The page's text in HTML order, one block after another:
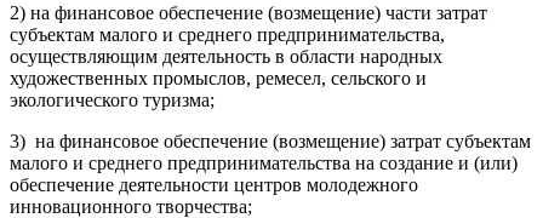
2) на финансовое обеспечение (возмещение) части затрат
субъектам малого и среднего предпринимательства,
осуществляющим деятельность в области народных
художественных промыслов, ремесел, сельского и
экологического туризма;
3) на финансовое обеспечение (возмещение) затрат субъектам
малого и среднего предпринимательства на создание и (или)
обеспечение деятельности центров молодежного
инновационного творчества;